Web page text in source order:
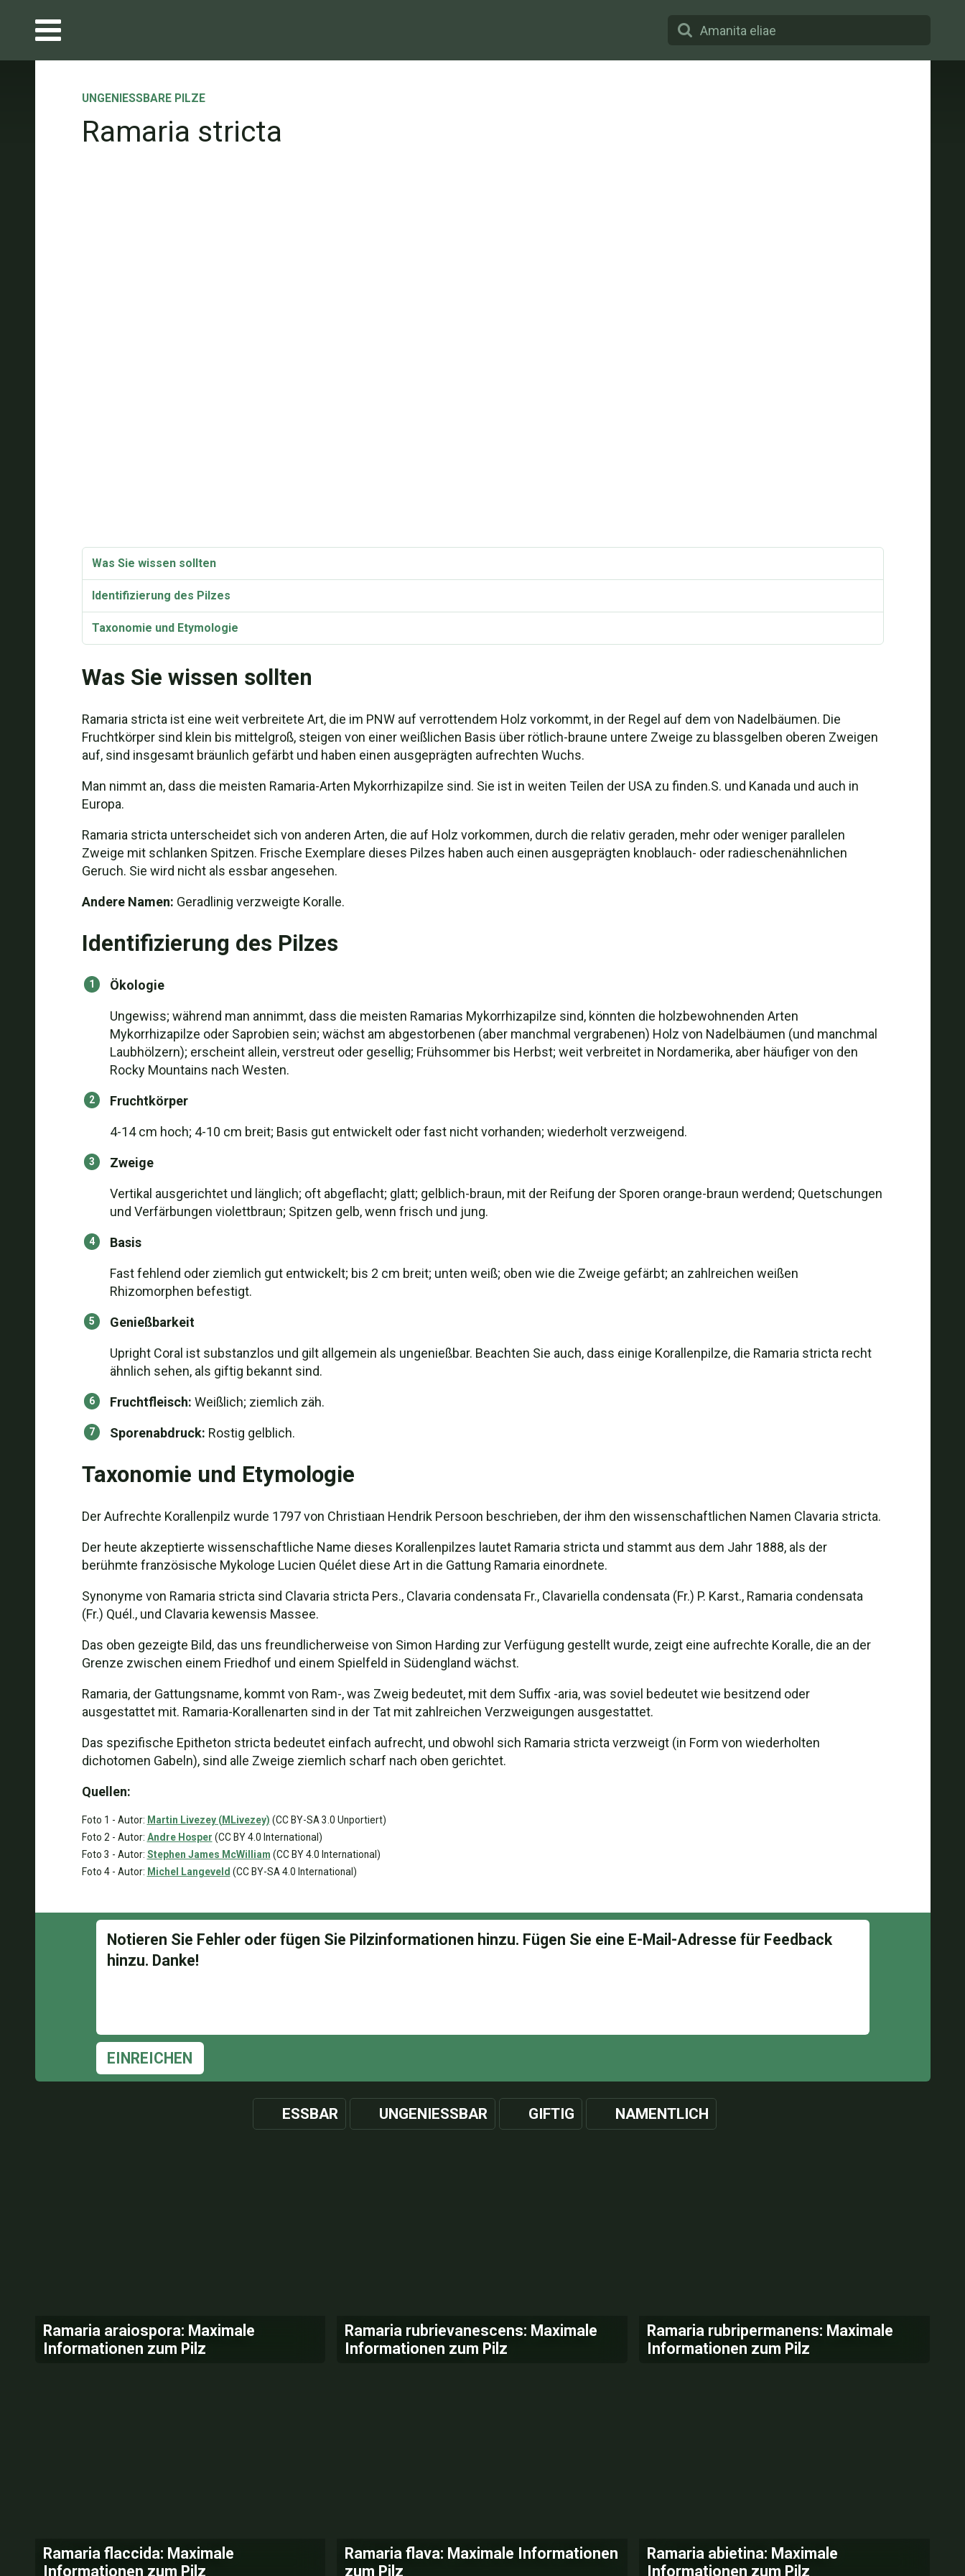
UNGENIESSBARE PILZE
Ramaria stricta
Was Sie wissen sollten
Identifizierung des Pilzes
Taxonomie und Etymologie
Was Sie wissen sollten
Ramaria stricta ist eine weit verbreitete Art, die im PNW auf verrottendem Holz vorkommt, in der Regel auf dem von Nadelbäumen. Die
Fruchtkörper sind klein bis mittelgroß, steigen von einer weißlichen Basis über rötlich-braune untere Zweige zu blassgelben oberen Zweigen
auf, sind insgesamt bräunlich gefärbt und haben einen ausgeprägten aufrechten Wuchs.
Man nimmt an, dass die meisten Ramaria-Arten Mykorrhizapilze sind. Sie ist in weiten Teilen der USA zu finden.S. und Kanada und auch in
Europa.
Ramaria stricta unterscheidet sich von anderen Arten, die auf Holz vorkommen, durch die relativ geraden, mehr oder weniger parallelen
Zweige mit schlanken Spitzen. Frische Exemplare dieses Pilzes haben auch einen ausgeprägten knoblauch- oder radieschenähnlichen
Geruch. Sie wird nicht als essbar angesehen.
Andere Namen: Geradlinig verzweigte Koralle.
Identifizierung des Pilzes
Ökologie
Ungewiss; während man annimmt, dass die meisten Ramarias Mykorrhizapilze sind, könnten die holzbewohnenden Arten
Mykorrhizapilze oder Saprobien sein; wächst am abgestorbenen (aber manchmal vergrabenen) Holz von Nadelbäumen (und manchmal
Laubhölzern); erscheint allein, verstreut oder gesellig; Frühsommer bis Herbst; weit verbreitet in Nordamerika, aber häufiger von den
Rocky Mountains nach Westen.
Fruchtkörper
4-14 cm hoch; 4-10 cm breit; Basis gut entwickelt oder fast nicht vorhanden; wiederholt verzweigend.
Zweige
Vertikal ausgerichtet und länglich; oft abgeflacht; glatt; gelblich-braun, mit der Reifung der Sporen orange-braun werdend; Quetschungen
und Verfärbungen violettbraun; Spitzen gelb, wenn frisch und jung.
Basis
Fast fehlend oder ziemlich gut entwickelt; bis 2 cm breit; unten weiß; oben wie die Zweige gefärbt; an zahlreichen weißen
Rhizomorphen befestigt.
Genießbarkeit
Upright Coral ist substanzlos und gilt allgemein als ungenießbar. Beachten Sie auch, dass einige Korallenpilze, die Ramaria stricta recht
ähnlich sehen, als giftig bekannt sind.
Fruchtfleisch: Weißlich; ziemlich zäh.
Sporenabdruck: Rostig gelblich.
Taxonomie und Etymologie
Der Aufrechte Korallenpilz wurde 1797 von Christiaan Hendrik Persoon beschrieben, der ihm den wissenschaftlichen Namen Clavaria stricta.
Der heute akzeptierte wissenschaftliche Name dieses Korallenpilzes lautet Ramaria stricta und stammt aus dem Jahr 1888, als der
berühmte französische Mykologe Lucien Quélet diese Art in die Gattung Ramaria einordnete.
Synonyme von Ramaria stricta sind Clavaria stricta Pers., Clavaria condensata Fr., Clavariella condensata (Fr.) P. Karst., Ramaria condensata
(Fr.) Quél., und Clavaria kewensis Massee.
Das oben gezeigte Bild, das uns freundlicherweise von Simon Harding zur Verfügung gestellt wurde, zeigt eine aufrechte Koralle, die an der
Grenze zwischen einem Friedhof und einem Spielfeld in Südengland wächst.
Ramaria, der Gattungsname, kommt von Ram-, was Zweig bedeutet, mit dem Suffix -aria, was soviel bedeutet wie besitzend oder
ausgestattet mit. Ramaria-Korallenarten sind in der Tat mit zahlreichen Verzweigungen ausgestattet.
Das spezifische Epitheton stricta bedeutet einfach aufrecht, und obwohl sich Ramaria stricta verzweigt (in Form von wiederholten
dichotomen Gabeln), sind alle Zweige ziemlich scharf nach oben gerichtet.
Quellen:
Foto 1 - Autor: Martin Livezey (MLivezey) (CC BY-SA 3.0 Unportiert)
Foto 2 - Autor: Andre Hosper (CC BY 4.0 International)
Foto 3 - Autor: Stephen James McWilliam (CC BY 4.0 International)
Foto 4 - Autor: Michel Langeveld (CC BY-SA 4.0 International)
EINREICHEN
ESSBAR UNGENIESSBAR GIFTIG NAMENTLICH
Ramaria araiospora: Maximale
Informationen zum Pilz
Ramaria rubrievanescens: Maximale
Informationen zum Pilz
Ramaria rubripermanens: Maximale
Informationen zum Pilz
Ramaria flaccida: Maximale
Informationen zum Pilz
Ramaria flava: Maximale Informationen
zum Pilz
Ramaria abietina: Maximale
Informationen zum Pilz